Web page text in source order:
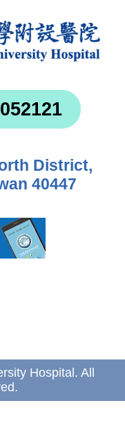
District,
40447
Hospital. All